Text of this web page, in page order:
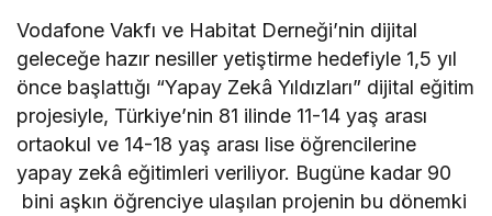
Vodafone Vakfı ve Habitat Derneği’nin dijital
geleceğe hazır nesiller yetiştirme hedefiyle 1,5 yıl
önce başlattığı “Yapay Zekâ Yıldızları” dijital eğitim
projesiyle, Türkiye’nin 81 ilinde 11-14 yaş arası
ortaokul ve 14-18 yaş arası lise öğrencilerine
yapay zekâ eğitimleri veriliyor. Bugüne kadar 90
bini aşkın öğrenciye ulaşılan projenin bu dönemki